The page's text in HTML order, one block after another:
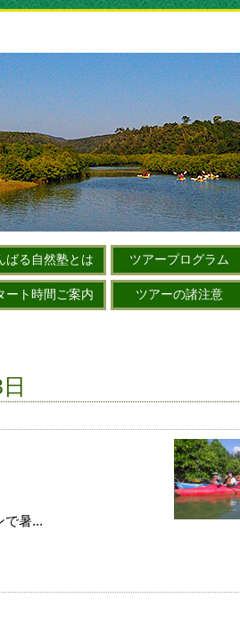
ばる自然塾とは ツアープログラム
ート時間ご案内 ツアーの諸注意
で暑...